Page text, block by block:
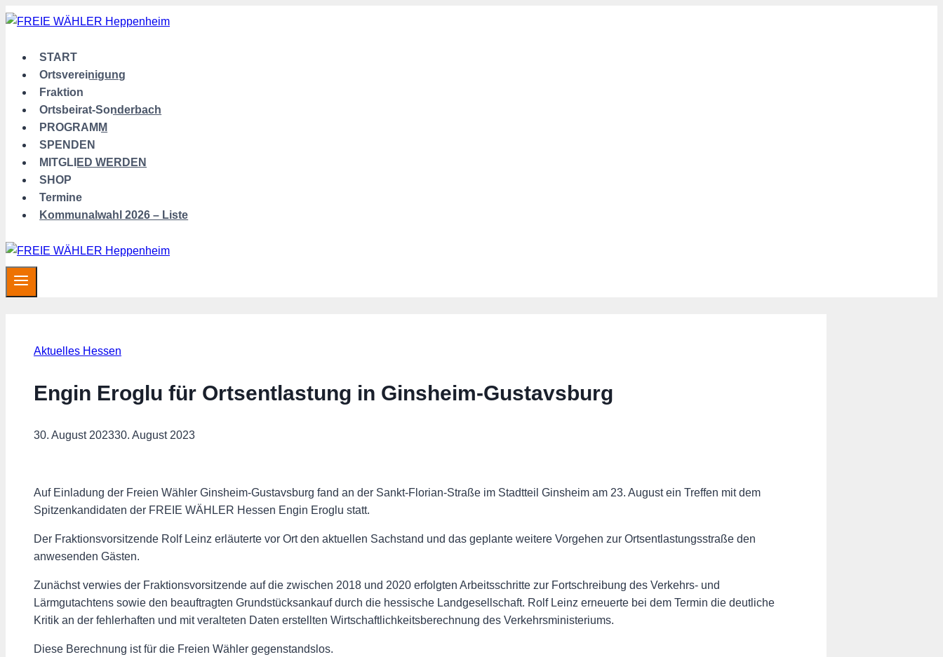
Zum
START
Ortsvereinigung
Fraktion
Ortsbeirat-Sonderbach
PROGRAMM
SPENDEN
MITGLIED WERDEN
SHOP
Termine
Kommunalwahl 2026 – Liste
Aktuelles Hessen
Engin Eroglu für Ortsentlastung in Ginsheim-Gustavsburg
30. August 202330. August 2023
Auf Einladung der Freien Wähler Ginsheim-Gustavsburg fand an der Sankt-Florian-Straße im Stadtteil Ginsheim am 23. August ein Treffen mit dem
Spitzenkandidaten der FREIE WÄHLER Hessen Engin Eroglu statt.
Der Fraktionsvorsitzende Rolf Leinz erläuterte vor Ort den aktuellen Sachstand und das geplante weitere Vorgehen zur Ortsentlastungsstraße den
anwesenden Gästen.
Zunächst verwies der Fraktionsvorsitzende auf die zwischen 2018 und 2020 erfolgten Arbeitsschritte zur Fortschreibung des Verkehrs- und
Lärmgutachtens sowie den beauftragten Grundstücksankauf durch die hessische Landgesellschaft. Rolf Leinz erneuerte bei dem Termin die deutliche
Kritik an der fehlerhaften und mit veralteten Daten erstellten Wirtschaftlichkeitsberechnung des Verkehrsministeriums.
Diese Berechnung ist für die Freien Wähler gegenstandslos.